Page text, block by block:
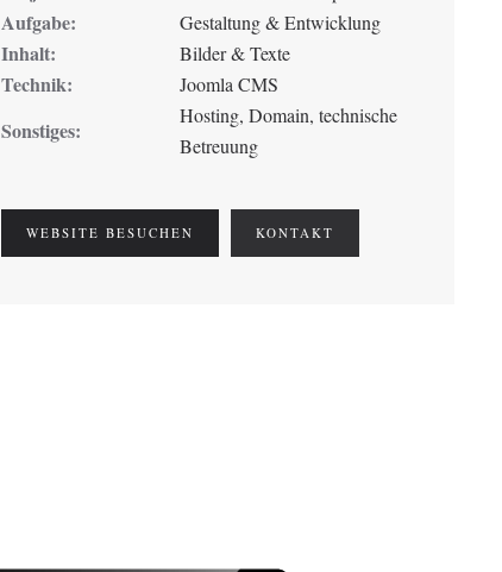
Aufgabe: Gestaltung & Entwicklung
Inhalt: Bilder & Texte
Technik: Joomla CMS
Sonstiges:
Hosting, Domain, technische
Betreuung
WEBSITE BESUCHEN KONTAKT